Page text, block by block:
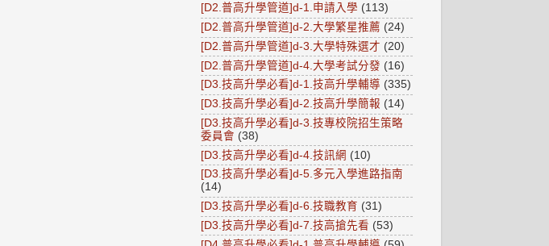
[D2.普高升學管道]d-1.申請入學 (113)
[D2.普高升學管道]d-2.大學繁星推薦 (24)
[D2.普高升學管道]d-3.大學特殊選才 (20)
[D2.普高升學管道]d-4.大學考試分發 (16)
[D3.技高升學必看]d-1.技高升學輔導 (335)
[D3.技高升學必看]d-2.技高升學簡報 (14)
[D3.技高升學必看]d-3.技專校院招生策略
委員會 (38)
[D3.技高升學必看]d-4.技訊網 (10)
[D3.技高升學必看]d-5.多元入學進路指南
(14)
[D3.技高升學必看]d-6.技職教育 (31)
[D3.技高升學必看]d-7.技高搶先看 (53)